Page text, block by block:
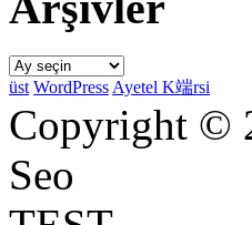
Arşivler
üst WordPress Ayetel K端rsi
Copyright ©
Seo